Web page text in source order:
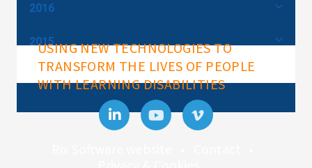
2016
2015
USING NEW TECHNOLOGIES TO
TRANSFORM THE LIVES OF PEOPLE
WITH LEARNING DISABILITIES